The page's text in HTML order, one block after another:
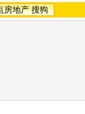
房地产 搜狗